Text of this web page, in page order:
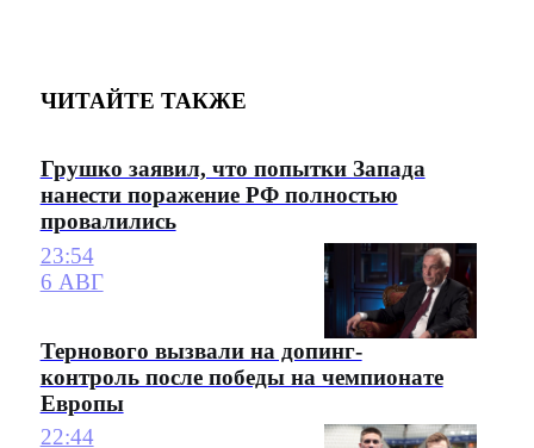
ЧИТАЙТЕ ТАКЖЕ
Грушко заявил, что попытки Запада
нанести поражение РФ полностью
провалились
23:54
6 АВГ
Тернового вызвали на допинг-
контроль после победы на чемпионате
Европы
22:44